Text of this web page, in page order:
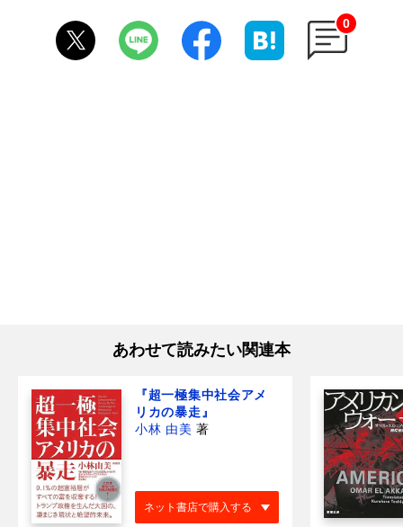
0
あわせて読みたい関連本
『超一極集中社会アメ
リカの暴走』
小林 由美 著
ネット書店で購入する